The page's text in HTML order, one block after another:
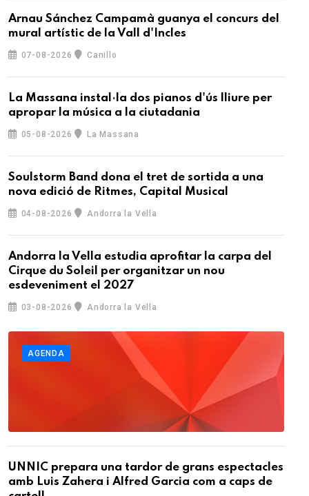
Arnau Sánchez Campamà guanya el concurs del
mural artístic de la Vall d'Incles
07-08-2026 Canillo
La Massana instal·la dos pianos d'ús lliure per
apropar la música a la ciutadania
05-08-2026 La Massana
Soulstorm Band dona el tret de sortida a una
nova edició de Ritmes, Capital Musical
04-08-2026 Andorra la Vella
Andorra la Vella estudia aprofitar la carpa del
Cirque du Soleil per organitzar un nou
esdeveniment el 2027
03-08-2026 Andorra la Vella
AGENDA
UNNIC prepara una tardor de grans espectacles
amb Luis Zahera i Alfred Garcia com a caps de